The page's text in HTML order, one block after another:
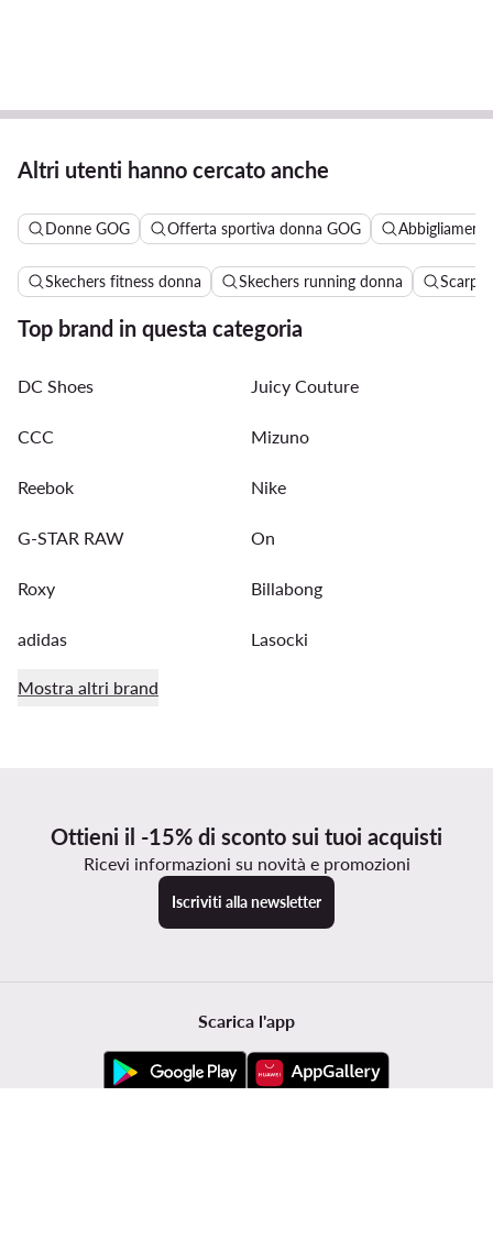
Altri utenti hanno cercato anche
Donne GOG Offerta sportiva donna GOG
Skechers fitness donna Skechers running donna Scarpe
Top brand in questa categoria
DC Shoes Juicy Couture
CCC Mizuno
Reebok Nike
G-STAR RAW On
Roxy Billabong
adidas Lasocki
Mostra altri brand
Ottieni il -15% di sconto sui tuoi acquisti
Ricevi informazioni su novità e promozioni
Iscriviti alla newsletter
Scarica l'app